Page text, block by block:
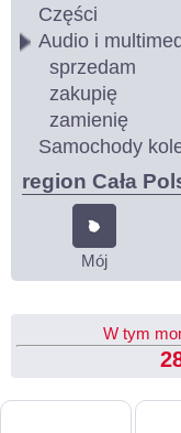
Części
Audio i
sprzedam
zakupię
zamienię
Samochody
region Cała
Mój
W tym